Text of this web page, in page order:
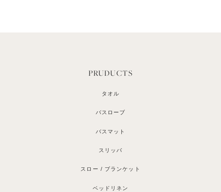
PRUDUCTS
タオル
バスローブ
バスマット
スリッパ
スロー / ブランケット
ベッドリネン